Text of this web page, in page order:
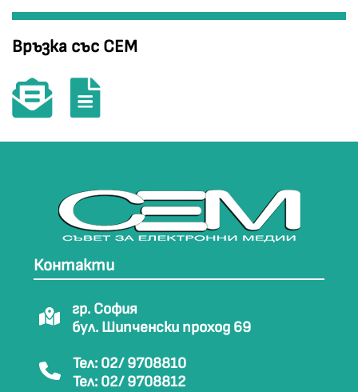
Връзка със СЕМ
Контакти
гр. София
бул. Шипченски проход 69
Тел: 02/ 9708810
Тел: 02/ 9708812